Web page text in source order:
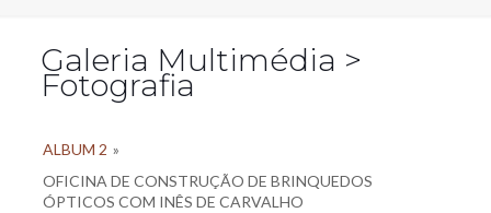
Galeria Multimédia >
Fotografia
ALBUM 2 »
OFICINA DE CONSTRUÇÃO DE BRINQUEDOS
ÓPTICOS COM INÊS DE CARVALHO